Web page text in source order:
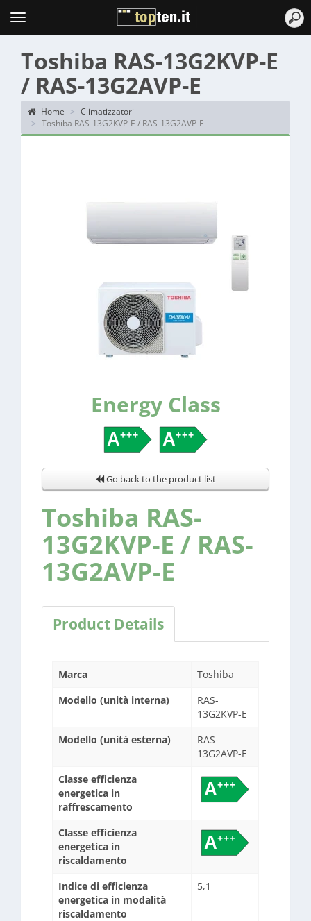
Topten
Menu
Toshiba RAS-13G2KVP-E
/ RAS-13G2AVP-E
Home
Climatizzatori
Toshiba RAS-13G2KVP-E / RAS-13G2AVP-E
Energy Class
Go back to the product list
Toshiba RAS-
13G2KVP-E / RAS-
13G2AVP-E
Product Details
Marca
Toshiba
Modello (unità interna)
RAS-
13G2KVP-E
Modello (unità esterna)
RAS-
13G2AVP-E
Classe efficienza
energetica in
raffrescamento
Classe efficienza
energetica in
riscaldamento
Indice di efficienza
energetica in modalità
riscaldamento
5,1